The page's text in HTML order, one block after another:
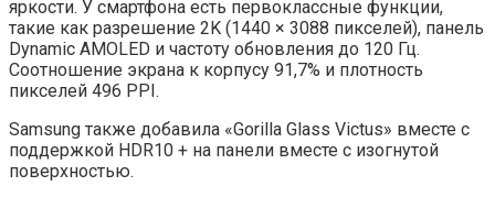
яркости. У смартфона есть первоклассные функции,
такие как разрешение 2K (1440 × 3088 пикселей), панель
Dynamic AMOLED и частоту обновления до 120 Гц.
Соотношение экрана к корпусу 91,7% и плотность
пикселей 496 PPI.
Samsung также добавила «Gorilla Glass Victus» вместе с
поддержкой HDR10 + на панели вместе с изогнутой
поверхностью.